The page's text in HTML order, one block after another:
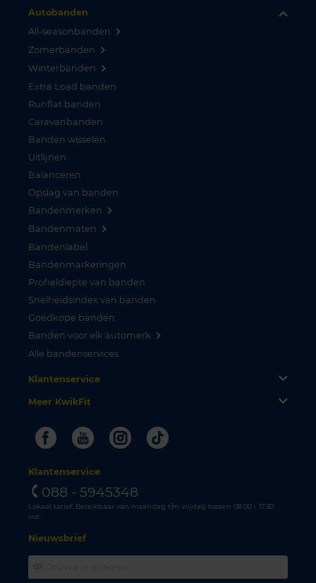
Autobanden
All-seasonbanden
Zomerbanden
Winterbanden
Extra Load banden
Runflat banden
Caravanbanden
Banden wisselen
Uitlijnen
Balanceren
Opslag van banden
Bandenmerken
Bandenmaten
Bandenlabel
Bandenmarkeringen
Profieldiepte van banden
Snelheidsindex van banden
Goedkope banden
Banden voor elk automerk
Alle bandenservices
Klantenservice
Meer KwikFit
FacebookYoutubeInstagram
Tiktok
Klantenservice
088 - 5945348
Lokaal tarief. Bereikbaar van maandag t/m vrijdag tussen 08.00 - 17.30
uur.
Nieuwsbrief